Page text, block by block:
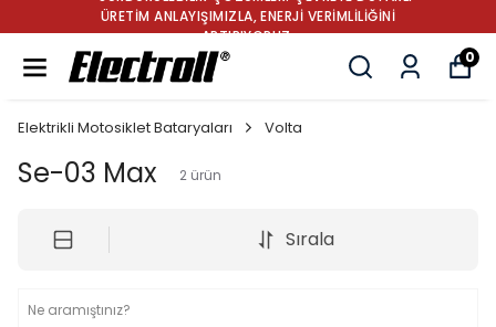
ÜRETİM ANLAYIŞIMIZLA, ENERJİ VERİMLİLİĞİNİ
ARTIRIYORUZ.
0
Elektrikli Motosiklet Bataryaları Volta
Se-03 Max 2 ürün
Sırala